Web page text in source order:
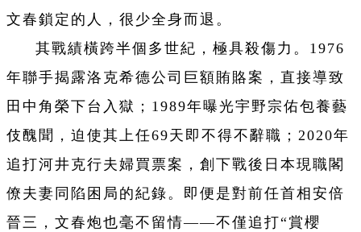
文春鎖定的人，很少全身而退。
其戰績橫跨半個多世紀，極具殺傷力。1976
年聯手揭露洛克希德公司巨額賄賂案，直接導致
田中角榮下台入獄；1989年曝光宇野宗佑包養藝
伎醜聞，迫使其上任69天即不得不辭職；2020年
追打河井克行夫婦買票案，創下戰後日本現職閣
僚夫妻同陷困局的紀錄。即便是對前任首相安倍
晉三，文春炮也毫不留情——不僅追打“賞櫻